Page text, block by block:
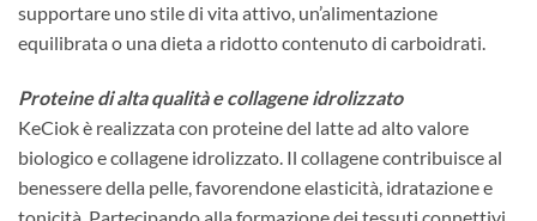
supportare uno stile di vita attivo, un’alimentazione
equilibrata o una dieta a ridotto contenuto di carboidrati.
Proteine di alta qualità e collagene idrolizzato
KeCiok è realizzata con proteine del latte ad alto valore
biologico e collagene idrolizzato. Il collagene contribuisce al
benessere della pelle, favorendone elasticità, idratazione e